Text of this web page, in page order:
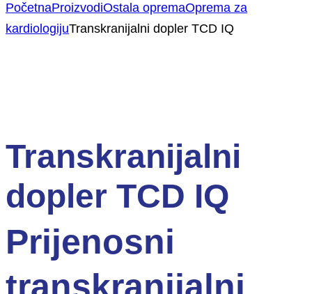
PočetnaProizvodiOstala opremaOprema za
kardiologijuTranskranijalni dopler TCD IQ
Transkranijalni
dopler TCD IQ
Prijenosni
transkranijalni